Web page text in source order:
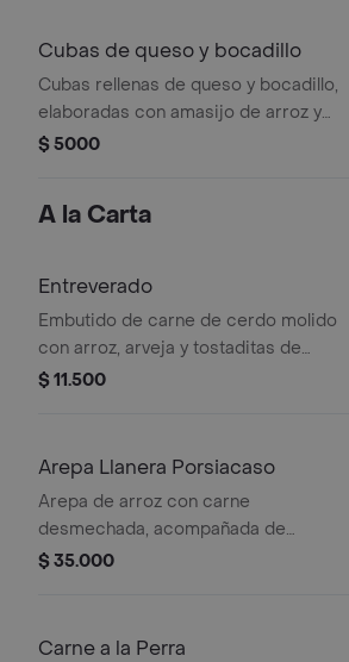
Cubas de queso y bocadillo
Cubas rellenas de queso y bocadillo,
elaboradas con amasijo de arroz y
cuajada.
$ 5000
A la Carta
Entreverado
Embutido de carne de cerdo molido
con arroz, arveja y tostaditas de
plátano.
$ 11.500
Arepa Llanera Porsiacaso
Arepa de arroz con carne
desmechada, acompañada de
chicharrón y torta gacho.
$ 35.000
Carne a la Perra